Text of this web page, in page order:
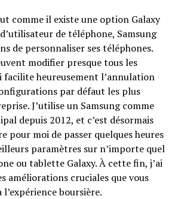
comme il existe une option Galaxy
de téléphone, Samsung
de personnaliser ses téléphones.
modifier presque tous les
facilite heureusement l’annulation
par défaut les plus
J’utilise un Samsung comme
depuis 2012, et c’est désormais
pour moi de passer quelques heures
paramètres sur n’importe quel
ou tablette Galaxy. À cette fin, j’ai
améliorations cruciales que vous
boursière.